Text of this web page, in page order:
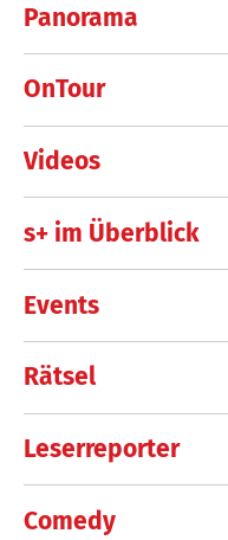
Panorama
OnTour
Videos
s+ im Überblick
Events
Rätsel
Leserreporter
Comedy